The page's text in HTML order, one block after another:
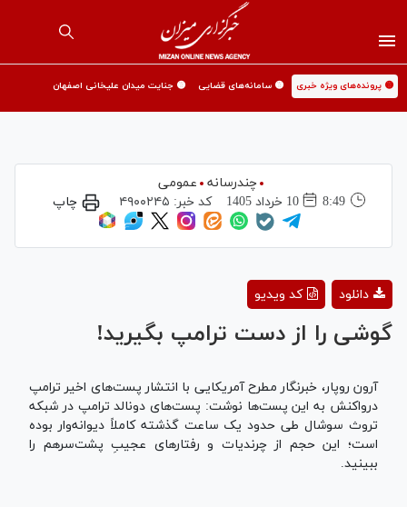
🟡 پرونده‌های ویژه خبری 🟡 سامانه‌های قضایی 🟡 جنایت میدان علیخانی اصفهان
چندرسانه
عمومی
8:49
10 خرداد 1405 کد خبر: ۴۹۰۰۲۴۵ چاپ
Video
کد ویدیو دانلود
گوشی را از دست ترامپ بگیرید!
آرون روپار، خبرنگار مطرح آمریکایی با انتشار پست‌های اخیر ترامپ
درواکنش به این پست‌ها نوشت: پست‌های دونالد ترامپ در شبکه
تروث سوشال طی حدود یک ساعت گذشته کاملاً دیوانه‌وار بوده
است؛ این حجم از چرندیات و رفتارهای عجیبِ پشت‌سرهم را
ببینید.